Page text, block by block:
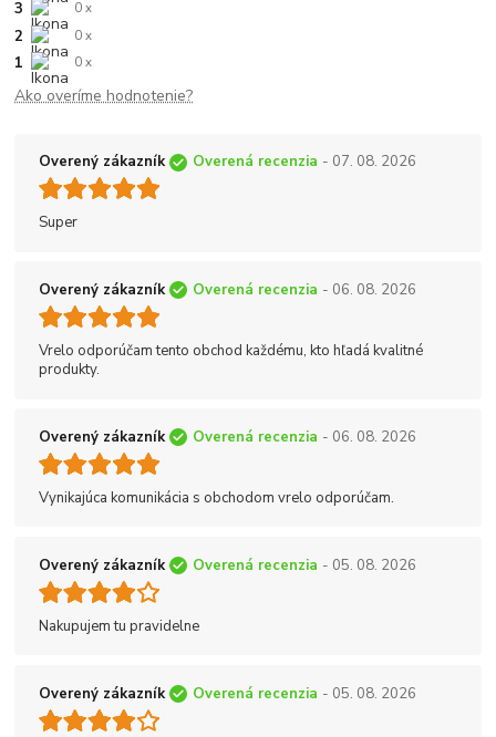
3 0 x
2 0 x
1 0 x
Ako overíme hodnotenie?
Overený zákazník Overená recenzia - 07. 08. 2026
Super
Overený zákazník Overená recenzia - 06. 08. 2026
Vrelo odporúčam tento obchod každému, kto hľadá kvalitné
produkty.
Overený zákazník Overená recenzia - 06. 08. 2026
Vynikajúca komunikácia s obchodom vrelo odporúčam.
Overený zákazník Overená recenzia - 05. 08. 2026
Nakupujem tu pravidelne
Overený zákazník Overená recenzia - 05. 08. 2026